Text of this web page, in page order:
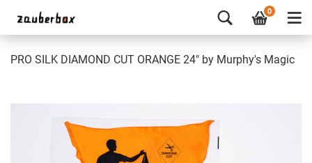
0
PRO SILK DIAMOND CUT ORANGE 24" by Murphy's Magic